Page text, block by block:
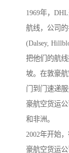
1969年，
航线，公司
(Dalsey,
把他们的航
坡。在敦豪
门到门速递
豪航空货运
和非洲。
2002年开始
豪航空货运